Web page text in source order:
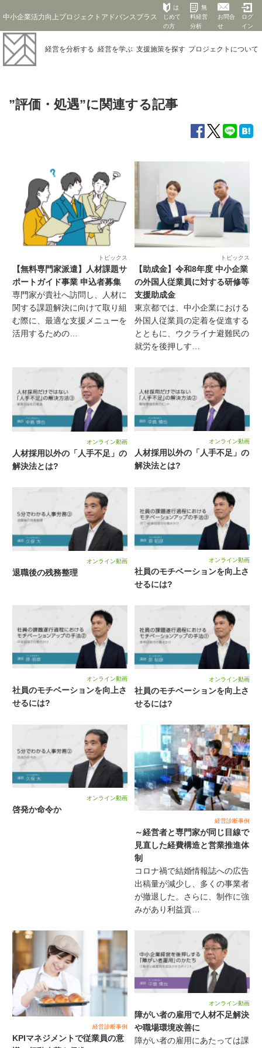
中小企業活力向上プロジェクトアドバンスプラス
は
じめて
の方
無
料経営
分析
お問合
せ
ログ
イン
経営を分析する 経営を学ぶ 支援施策を探す プロジェクト について
”評価・処遇”に関連する記事
トピックス
【無料専門家派遣】人材課題サ
ポートガイド事業 申込者募集
専門家が貴社へ訪問し、人材に
関する課題解決に向けて取り組
む際に、最適な支援メニューを
活用するための…
トピックス
【助成金】令和8年度 中小企業
の外国人従業員に対する研修等
支援助成金
東京都では、中小企業における
外国人従業員の定着を促進する
とともに、ウクライナ避難民の
就労を後押しす…
オンライン動画
人材採用以外の「人手不足」の
解決法とは?
オンライン動画
人材採用以外の「人手不足」の
解決法とは?
オンライン動画
退職後の残務整理
オンライン動画
社員のモチベーションを向上さ
せるには?
オンライン動画
社員のモチベーションを向上さ
せるには?
オンライン動画
社員のモチベーションを向上さ
せるには?
オンライン動画
啓発か命令か
経営診断事例
～経営者と専門家が同じ目線で
見直した経費構造と営業推進体
制
コロナ禍で結婚情報誌への広告
出稿量が減少し、多くの事業者
が撤退した。さらに、制作に強
みがあり利益貢…
経営診断事例
KPIマネジメントで従業員の意
オンライン動画
障がい者の雇用で人材不足解決
や職場環境改善に
障がい者の雇用にあたっては課